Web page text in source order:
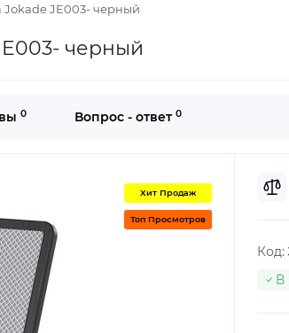
Jokade JE003- черный
черный
0 Вопрос - ответ 0
Хит Продаж
Топ Просмотров
Код:
В